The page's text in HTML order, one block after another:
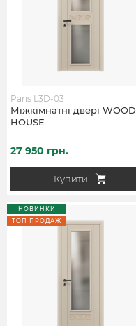
Міжкімнатні двері WOOD
HOUSE
Paris L3D-03
Купити
27 950 грн.
НОВИНКИ
ТОП ПРОДАЖ